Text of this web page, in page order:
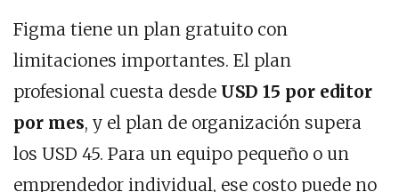
Figma tiene un plan gratuito con
limitaciones importantes. El plan
profesional cuesta desde USD 15 por editor
por mes, y el plan de organización supera
los USD 45. Para un equipo pequeño o un
emprendedor individual, ese costo puede no